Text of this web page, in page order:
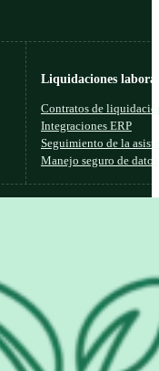
Liquidaciones
Contratos de
Integraciones ERP
Seguimiento de la
Manejo seguro de datos